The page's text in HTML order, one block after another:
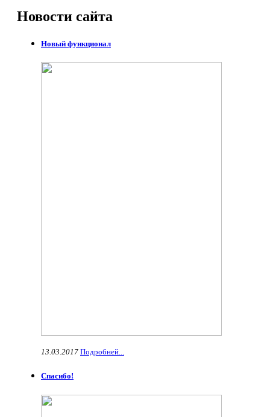
Новости сайта
Новый функционал
13.03.2017 Подробней...
Спасибо!